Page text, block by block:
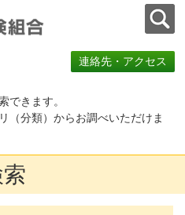
連絡先・アクセス
できます。
（分類）からお調べいただけま